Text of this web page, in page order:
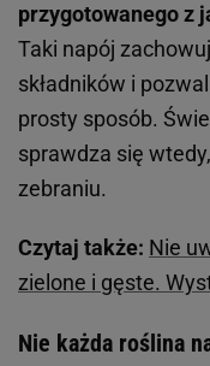
przygotowanego z
Taki napój
składników i
prosty sposób.
sprawdza się
zebraniu.
Czytaj także: Nie
zielone i gęste.
Nie każda roślina